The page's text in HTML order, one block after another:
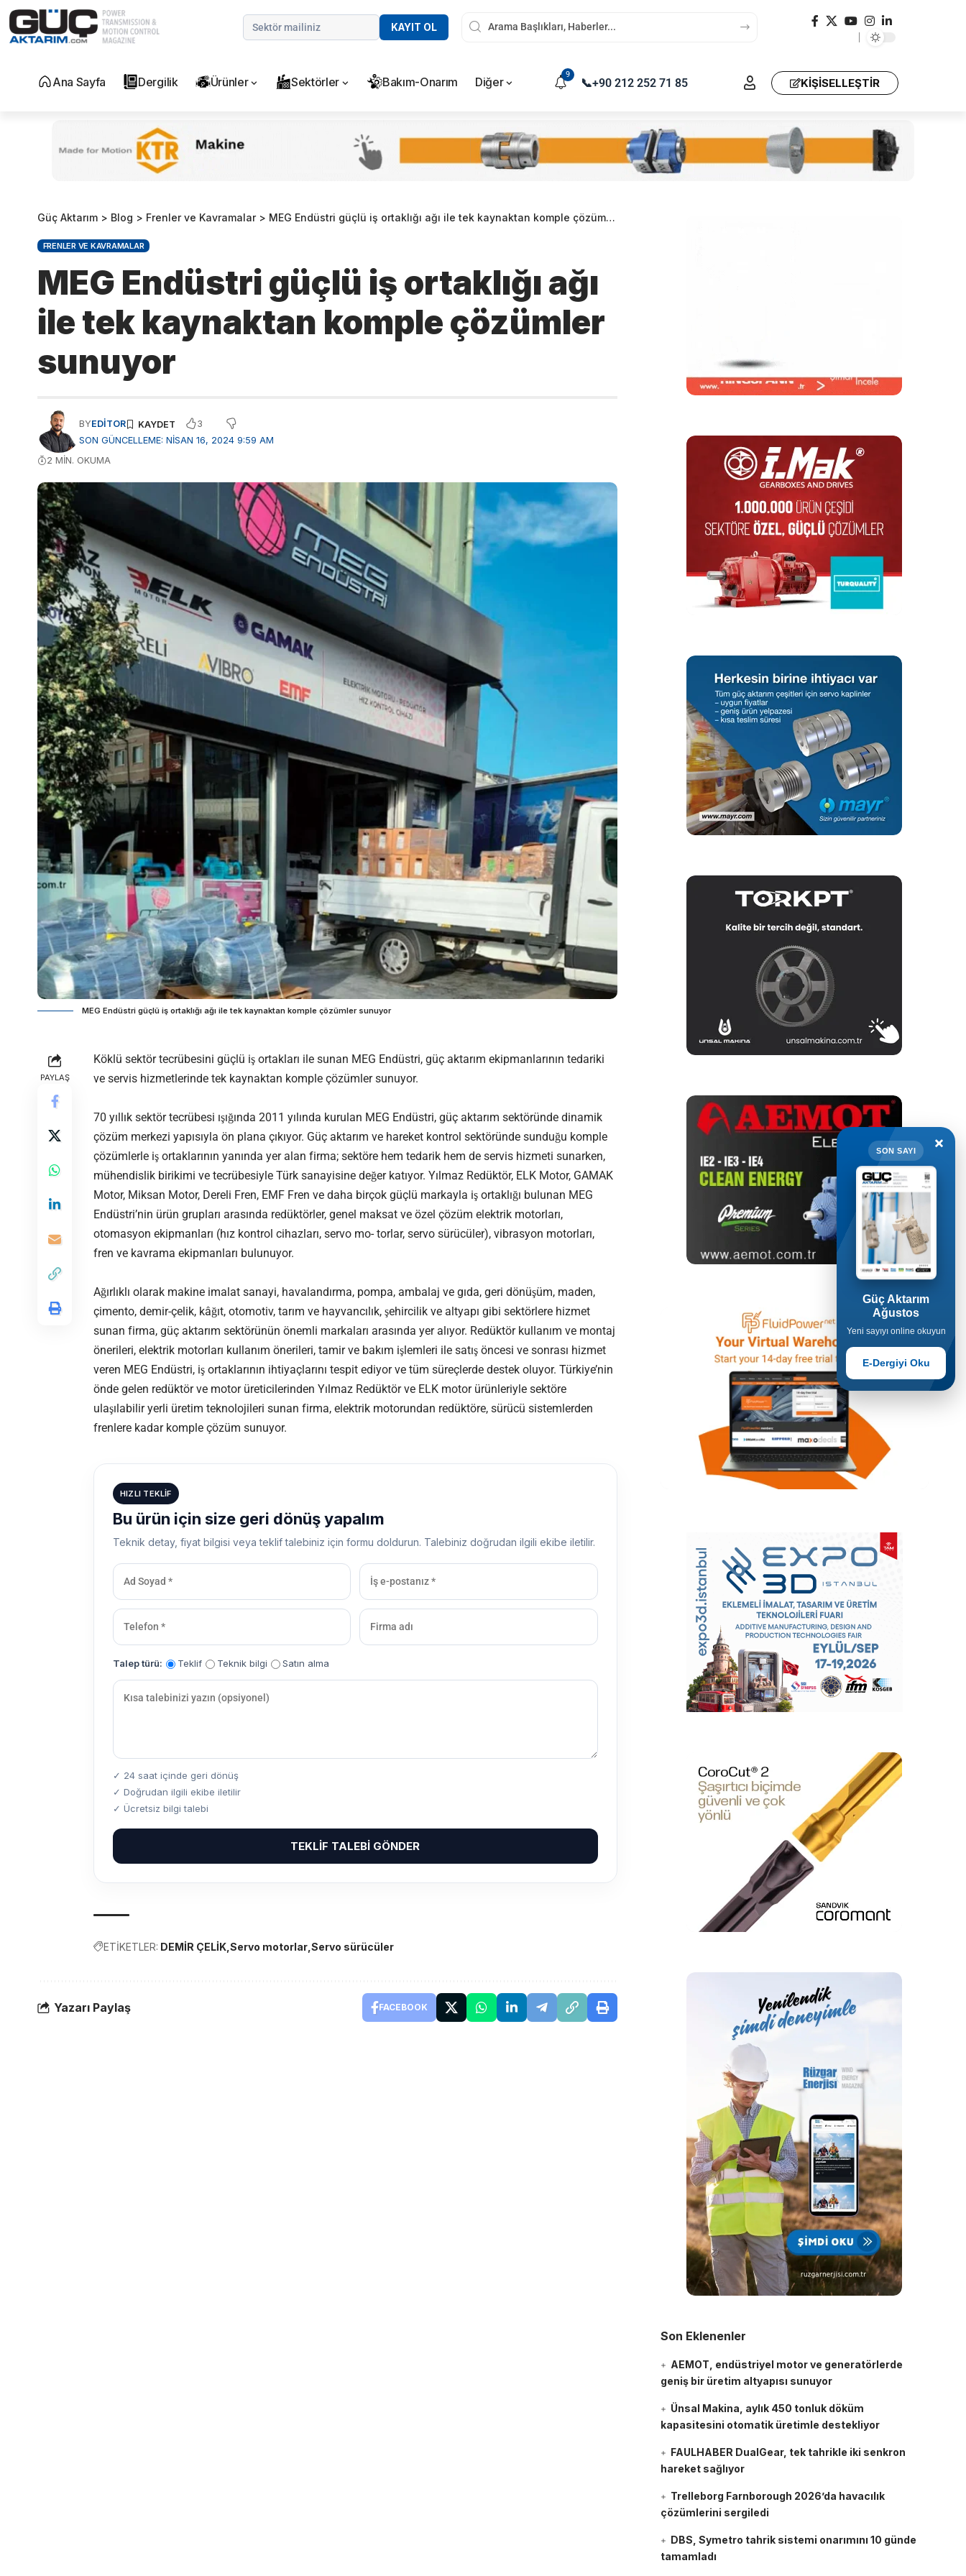
KAYIT OL
Ana Sayfa Dergilik Ürünler Sektörler Bakım-Onarım Diğer
9
📞+90 212 252 71 85 KIŞISELLEŞTIR
Güç Aktarım > Blog > Frenler ve Kavramalar> MEG Endüstri güçlü iş ortaklığı ağı ile tek kaynaktan komple çözümler sunuyor
FRENLER VE KAVRAMALAR
MEG Endüstri güçlü iş ortaklığı ağı
ile tek kaynaktan komple çözümler
sunuyor
SON GÜNCELLEME: NISAN 16, 2024 9:59 AM
BYEDITOR 3
2 MIN. OKUMA
MEG Endüstri güçlü iş ortaklığı ağı ile tek kaynaktan komple çözümler sunuyor
PAYLAŞ
Köklü sektör tecrübesini güçlü iş ortakları ile sunan MEG Endüstri, güç aktarım ekipmanlarının tedariki
ve servis hizmetlerinde tek kaynaktan komple çözümler sunuyor.
70 yıllık sektör tecrübesi ışığında 2011 yılında kurulan MEG Endüstri, güç aktarım sektöründe dinamik
çözüm merkezi yapısıyla ön plana çıkıyor. Güç aktarım ve hareket kontrol sektöründe sunduğu komple
çözümlerle iş ortaklarının yanında yer alan firma; sektöre hem tedarik hem de servis hizmeti sunarken,
mühendislik birikimi ve tecrübesiyle Türk sanayisine değer katıyor. Yılmaz Redüktör, ELK Motor, GAMAK
Motor, Miksan Motor, Dereli Fren, EMF Fren ve daha birçok güçlü markayla iş ortaklığı bulunan MEG
Endüstri’nin ürün grupları arasında redüktörler, genel maksat ve özel çözüm elektrik motorları,
otomasyon ekipmanları (hız kontrol cihazları, servo mo- torlar, servo sürücüler), vibrasyon motorları,
fren ve kavrama ekipmanları bulunuyor.
Ağırlıklı olarak makine imalat sanayi, havalandırma, pompa, ambalaj ve gıda, geri dönüşüm, maden,
çimento, demir-çelik, kâğıt, otomotiv, tarım ve hayvancılık, şehircilik ve altyapı gibi sektörlere hizmet
sunan firma, güç aktarım sektörünün önemli markaları arasında yer alıyor. Redüktör kullanım ve montaj
önerileri, elektrik motorları kullanım önerileri, tamir ve bakım işlemleri ile satış öncesi ve sonrası hizmet
veren MEG Endüstri, iş ortaklarının ihtiyaçlarını tespit ediyor ve tüm süreçlerde destek oluyor. Türkiye’nin
önde gelen redüktör ve motor üreticilerinden Yılmaz Redüktör ve ELK motor ürünleriyle sektöre
ulaşılabilir yerli üretim teknolojileri sunan firma, elektrik motorundan redüktöre, sürücü sistemlerden
frenlere kadar komple çözüm sunuyor.
HIZLI TEKLIF
Bu ürün için size geri dönüş yapalım
Teknik detay, fiyat bilgisi veya teklif talebiniz için formu doldurun. Talebiniz doğrudan ilgili ekibe iletilir.
Talep türü: Teklif Teknik bilgi Satın alma
✓ 24 saat içinde geri dönüş
✓ Doğrudan ilgili ekibe iletilir
✓ Ücretsiz bilgi talebi
TEKLIF TALEBI GÖNDER
ETİKETLER: DEMİR ÇELİK Servo motorlar Servo sürücüler
Yazarı Paylaş FACEBOOK
Son Eklenenler
AEMOT, endüstriyel motor ve generatörlerde
geniş bir üretim altyapısı sunuyor
Ünsal Makina, aylık 450 tonluk döküm
kapasitesini otomatik üretimle destekliyor
FAULHABER DualGear, tek tahrikle iki senkron
hareket sağlıyor
Trelleborg Farnborough 2026’da havacılık
çözümlerini sergiledi
DBS, Symetro tahrik sistemi onarımını 10 günde
tamamladı
×
SON SAYI
Güç Aktarım
Ağustos
Yeni sayıyı online okuyun
E-Dergiyi Oku